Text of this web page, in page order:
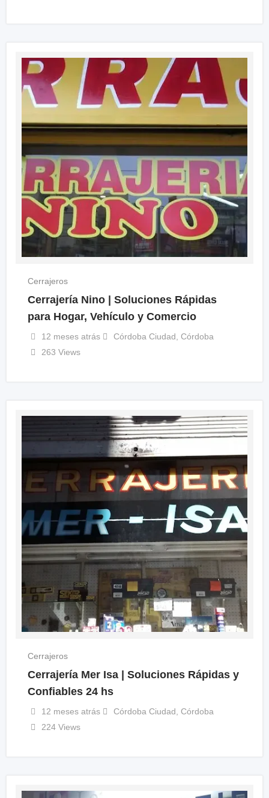
Cerrajeros
Cerrajería Nino | Soluciones Rápidas
para Hogar, Vehículo y Comercio
12 meses atrás Córdoba Ciudad, Córdoba
263 Views
Cerrajeros
Cerrajería Mer Isa | Soluciones Rápidas y
Confiables 24 hs
12 meses atrás Córdoba Ciudad, Córdoba
224 Views